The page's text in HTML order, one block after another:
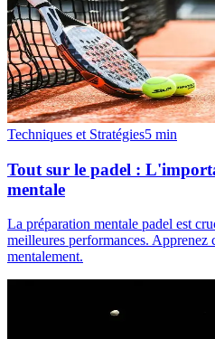
Techniques et Stratégies5 min
Tout sur le padel :
mentale
La préparation mentale padel est
meilleures performances. Apprenez
mentalement.